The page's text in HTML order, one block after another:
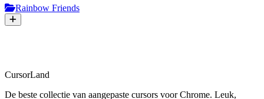
Rainbow Friends
CursorLand
De beste collectie van aangepaste cursors voor Chrome. Leuk,